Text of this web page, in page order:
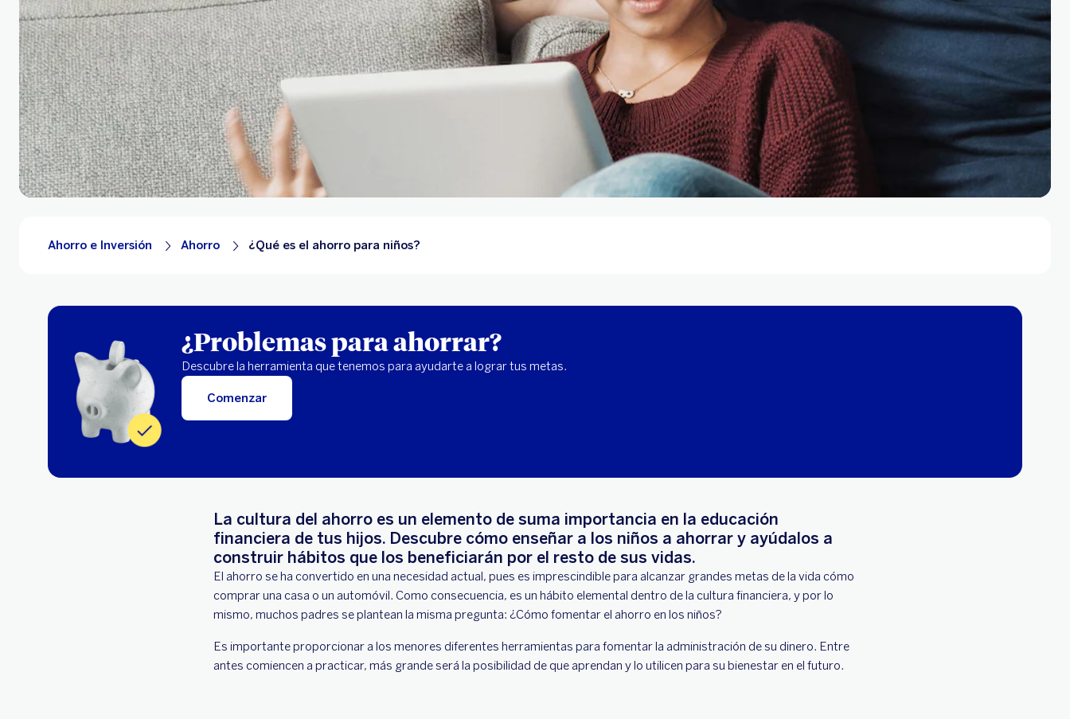
Ahorro e Inversión Ahorro ¿Qué es el ahorro para niños?
¿Problemas para ahorrar?
Descubre la herramienta que tenemos para ayudarte a lograr tus metas.
Comenzar
La cultura del ahorro es un elemento de suma importancia en la educación
financiera de tus hijos. Descubre cómo enseñar a los niños a ahorrar y ayúdalos a
construir hábitos que los beneficiarán por el resto de sus vidas.
El ahorro se ha convertido en una necesidad actual, pues es imprescindible para alcanzar grandes metas de la vida cómo
comprar una casa o un automóvil. Como consecuencia, es un hábito elemental dentro de la cultura financiera, y por lo
mismo, muchos padres se plantean la misma pregunta: ¿Cómo fomentar el ahorro en los niños?
Es importante proporcionar a los menores diferentes herramientas para fomentar la administración de su dinero. Entre
antes comiencen a practicar, más grande será la posibilidad de que aprendan y lo utilicen para su bienestar en el futuro.